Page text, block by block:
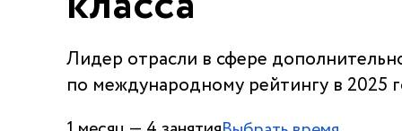
Лидер отрасли в сфере
по международному рейтингу в 2025